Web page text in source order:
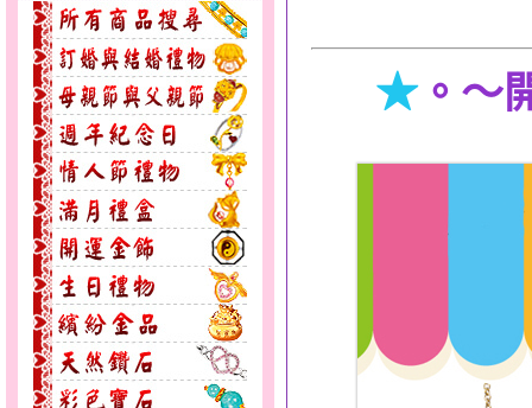
花顏綻放～黃金套鍊
無限之愛～男黃金戒指
★。～